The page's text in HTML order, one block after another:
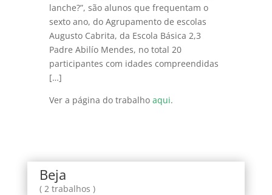
lanche?”, são alunos que frequentam o
sexto ano, do Agrupamento de escolas
Augusto Cabrita, da Escola Básica 2,3
Padre Abilío Mendes, no total 20
participantes com idades compreendidas
[…]
Ver a página do trabalho aqui.
Beja
( 2 trabalhos )